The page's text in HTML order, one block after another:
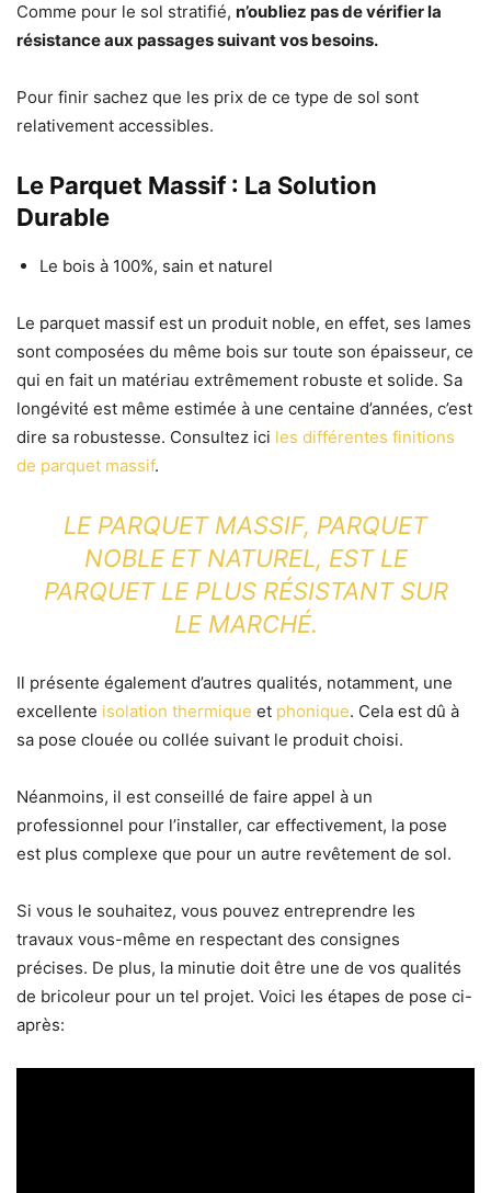
Comme pour le sol stratifié, n’oubliez pas de vérifier la
résistance aux passages suivant vos besoins.
Pour finir sachez que les prix de ce type de sol sont
relativement accessibles.
Le Parquet Massif : La Solution
Durable
Le bois à 100%, sain et naturel
Le parquet massif est un produit noble, en effet, ses lames
sont composées du même bois sur toute son épaisseur, ce
qui en fait un matériau extrêmement robuste et solide. Sa
longévité est même estimée à une centaine d’années, c’est
dire sa robustesse. Consultez ici les différentes finitions
de parquet massif.
LE PARQUET MASSIF, PARQUET
NOBLE ET NATUREL, EST LE
PARQUET LE PLUS RÉSISTANT SUR
LE MARCHÉ.
Il présente également d’autres qualités, notamment, une
excellente isolation thermique et phonique. Cela est dû à
sa pose clouée ou collée suivant le produit choisi.
Néanmoins, il est conseillé de faire appel à un
professionnel pour l’installer, car effectivement, la pose
est plus complexe que pour un autre revêtement de sol.
Si vous le souhaitez, vous pouvez entreprendre les
travaux vous-même en respectant des consignes
précises. De plus, la minutie doit être une de vos qualités
de bricoleur pour un tel projet. Voici les étapes de pose ci-
après: